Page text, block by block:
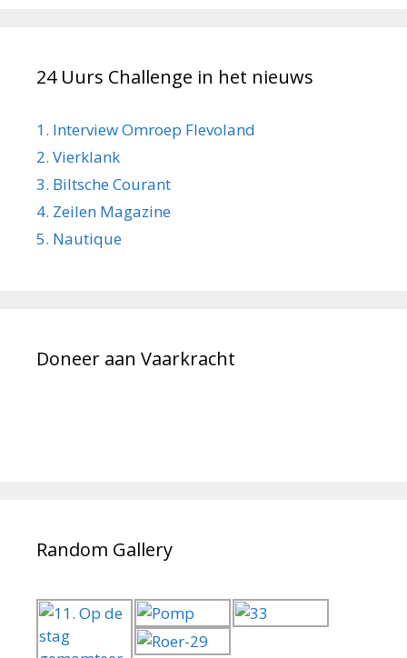
24 Uurs Challenge in het nieuws
1. Interview Omroep Flevoland
2. Vierklank
3. Biltsche Courant
4. Zeilen Magazine
5. Nautique
Doneer aan Vaarkracht
Random Gallery